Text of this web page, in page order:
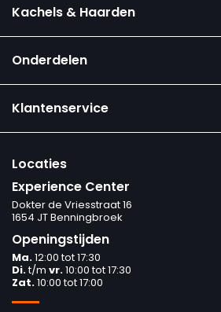
Kachels & Haarden
Onderdelen
Klantenservice
Locaties
Experience Center
Dokter de Vriesstraat 16
1654 JT Benningbroek
Openingstijden
Ma.12:00 tot 17:30
Di.t/m vr.10:00 tot 17:30
Zat.10:00 tot 17:00